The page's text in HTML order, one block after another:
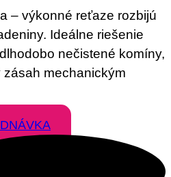
– výkonné reťaze rozbijú
Ideálne riešenie
nečistené komíny,
zásah mechanickým